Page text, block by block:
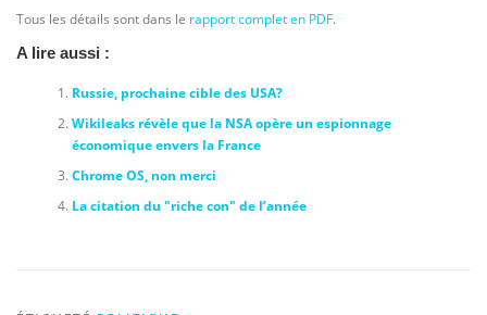
Tous les détails sont dans le rapport complet en PDF.
A lire aussi :
Russie, prochaine cible des USA?
Wikileaks révèle que la NSA opère un espionnage
économique envers la France
Chrome OS, non merci
La citation du "riche con" de l’année